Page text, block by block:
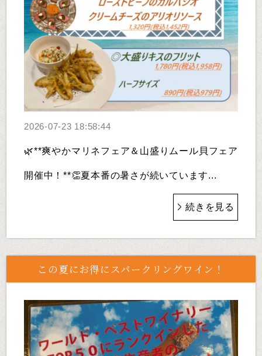
2026-07-23 18:58:44
🌿**爽やかマリネフェア＆山盛りムール貝フェア
開催中！**👏夏本番の暑さが続いています...
続きを見る
この夏にお得にスパークリングワイン！